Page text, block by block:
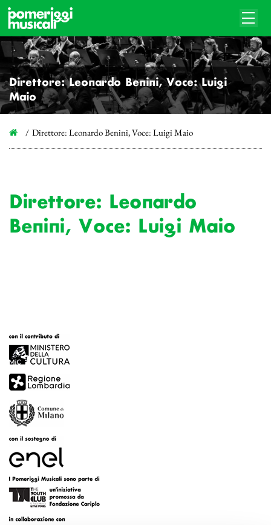
Direttore: Leonardo Benini, Voce: Luigi
Maio
Direttore: Leonardo Benini, Voce: Luigi Maio
Direttore: Leonardo
Benini, Voce: Luigi Maio